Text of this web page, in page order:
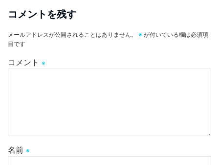
コメントを残す
メールアドレスが公開されることはありません。 ※ が付いている欄は必須項
目です
コメント ※
名前 ※